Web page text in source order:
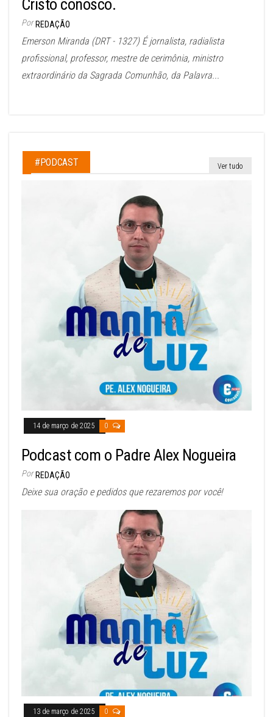
Cristo conosco.
Por REDAÇÃO
Emerson Miranda (DRT - 1327) É jornalista, radialista
profissional, professor, mestre de cerimônia, ministro
extraordinário da Sagrada Comunhão, da Palavra...
#PODCAST Ver tudo
14 de março de 2025 0
Podcast com o Padre Alex Nogueira
Por REDAÇÃO
Deixe sua oração e pedidos que rezaremos por você!
13 de março de 2025 0